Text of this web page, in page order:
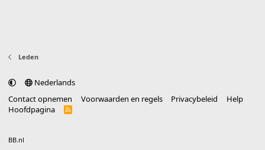
Leden
Nederlands
Contact opnemen
Voorwaarden en regels Privacybeleid
Help
Hoofdpagina
R
BB.nl